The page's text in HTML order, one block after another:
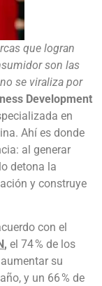
que logran
son las
se viraliza por
Development
en
Ahí es donde
al generar
detona la
y construye
con el
, el 74 % de los
su
y un 66 % de